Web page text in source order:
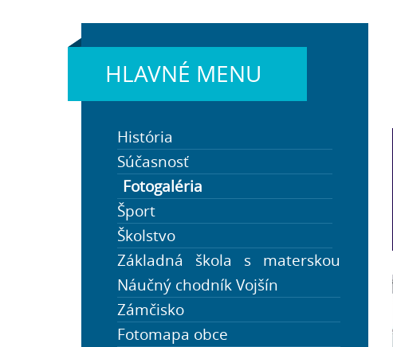
HLAVNÉ MENU
História
Súčasnosť
Fotogaléria
Šport
Školstvo
Základná škola s materskou
školou Veľká Lehota
Školstvo v obci
Cestovný ruch a turistika
Náučný chodník Vojšín
Zámčisko
Fotomapa obce
OO CR Región Gron
Ako vybaviť
Úradná tabuľa